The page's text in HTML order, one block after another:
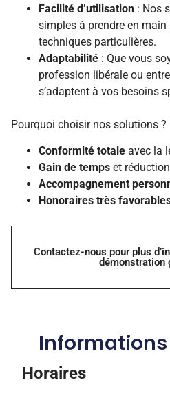
Facilité d’utilisation : Nos
simples à prendre en
techniques particulières.
Adaptabilité : Que vous
profession libérale ou
s’adaptent à vos besoins
Pourquoi choisir nos solutions ?
Conformité totale avec la
Gain de temps et
Accompagnement
Honoraires très
Contactez-nous pour plus
démonstration
Horaires